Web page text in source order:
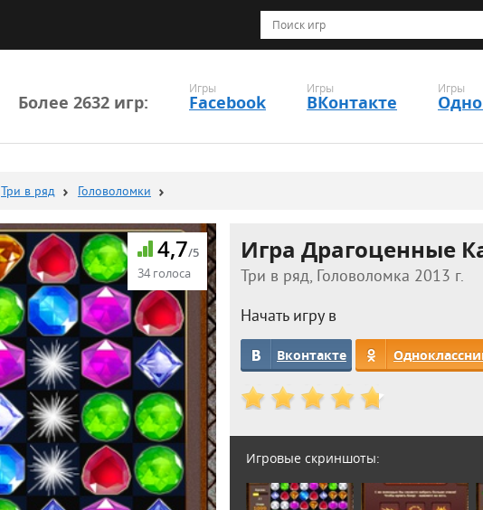
Более 2632 игр:
Игры
Facebook
Игры
ВКонтакте
Игры
Три в ряд Головоломки
4,7/5
34 голоса
Игра Драгоценные
Три в ряд, Головоломка 2013 г.
Начать игру в
Вконтакте
Игровые скриншоты: